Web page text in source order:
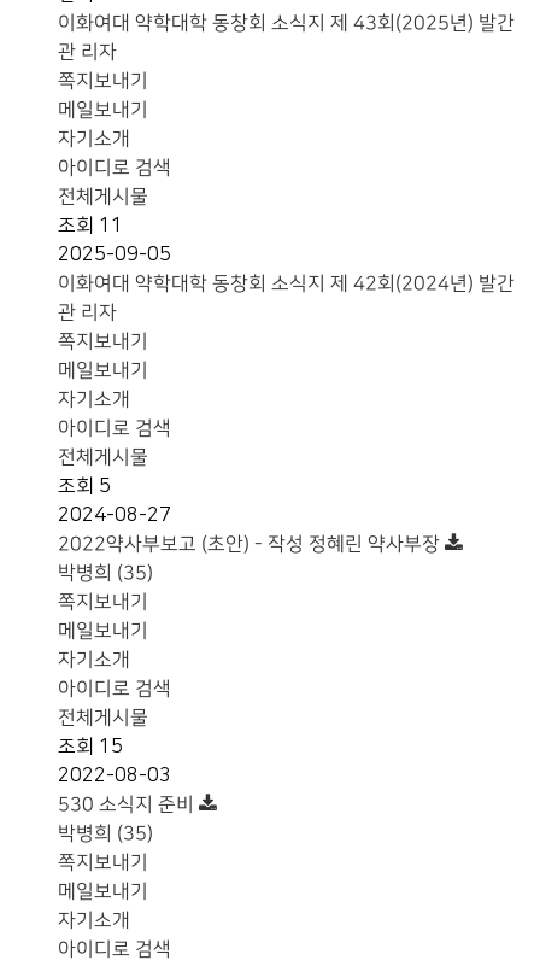
이화여대 약학대학 동창회 소식지 제 43회(2025년) 발간
관 리자
쪽지보내기
메일보내기
자기소개
아이디로 검색
전체게시물
조회 11
2025-09-05
이화여대 약학대학 동창회 소식지 제 42회(2024년) 발간
관 리자
쪽지보내기
메일보내기
자기소개
아이디로 검색
전체게시물
조회 5
2024-08-27
2022약사부보고 (초안) - 작성 정혜린 약사부장
박병희 (35)
쪽지보내기
메일보내기
자기소개
아이디로 검색
전체게시물
조회 15
2022-08-03
530 소식지 준비
박병희 (35)
쪽지보내기
메일보내기
자기소개
아이디로 검색